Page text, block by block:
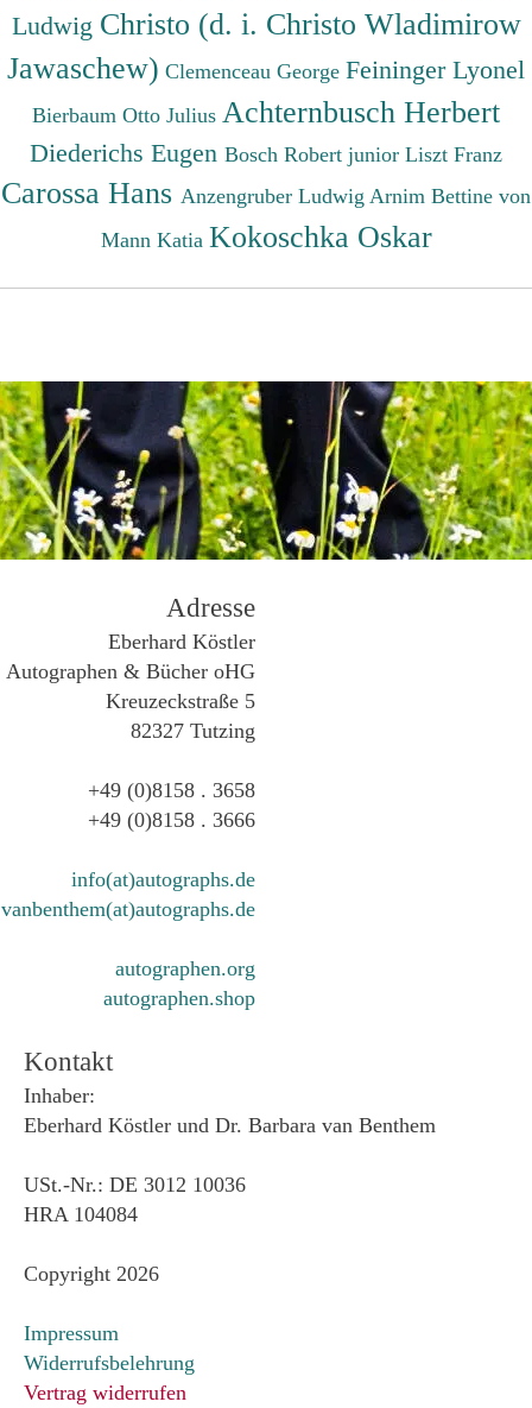
Ludwig Christo (d. i. Christo Wladimirow
Jawaschew) Clemenceau George Feininger Lyonel
Bierbaum Otto Julius Achternbusch Herbert
Diederichs Eugen Bosch Robert junior Liszt Franz
Carossa Hans Anzengruber Ludwig Arnim Bettine von
Mann Katia Kokoschka Oskar
Adresse
Eberhard Köstler
Autographen & Bücher oHG
Kreuzeckstraße 5
82327 Tutzing
+49 (0)8158 . 3658
+49 (0)8158 . 3666
info(at)autographs.de
vanbenthem(at)autographs.de
autographen.org
autographen.shop
Kontakt
Inhaber:
Eberhard Köstler und Dr. Barbara van Benthem
USt.-Nr.: DE 3012 10036
HRA 104084
Copyright 2026
Impressum
Widerrufsbelehrung
Vertrag widerrufen